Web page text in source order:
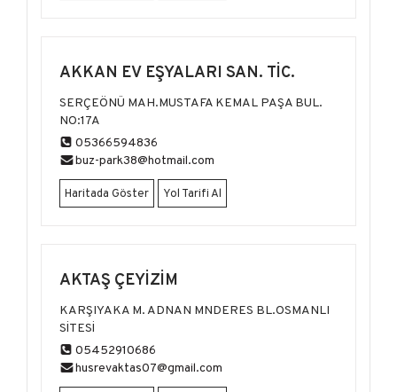
AKKAN EV EŞYALARI SAN. TİC.
SERÇEÖNÜ MAH.MUSTAFA KEMAL PAŞA BUL.
NO:17A
05366594836
buz-park38@hotmail.com
Haritada Göster Yol Tarifi Al
AKTAŞ ÇEYİZİM
KARŞIYAKA M. ADNAN MNDERES BL.OSMANLI
SİTESİ
05452910686
husrevaktas07@gmail.com